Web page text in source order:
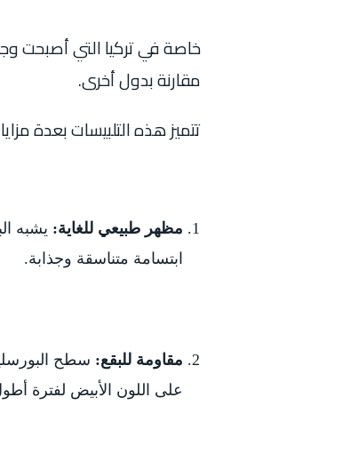
خاصة في تركيا التي أصبحت
مقارنة بدول أخرى.
تتميز هذه التلبيسات بعدة
مظهر طبيعي للغاية: يشبه
ابتسامة متناسقة وجذابة.
مقاومة للبقع: سطح
على اللون الأبيض لفترة